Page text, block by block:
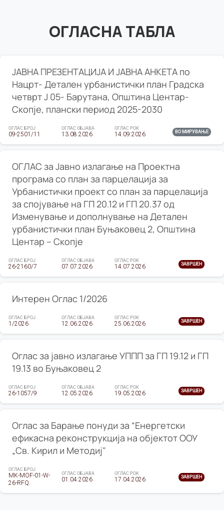
ОГЛАСНА ТАБЛА
ЈАВНА ПРЕЗЕНТАЦИЈА И ЈАВНА АНКЕТА по
Нацрт- Детален урбанистички план Градска
четврт Ј 05- Барутана, Општина Центар-
Скопје, плански период 2025-2030
ОГЛАС БРОЈ
09-2501/11
ОГЛАС ОБЈАВА
13.08.2026
ОГЛАС РОК
14.09.2026 ВО МИРУВАЊЕ
ОГЛАС за Јавно излагање на Проектна
програма со план за парцелација за
Урбанистички проект со план за парцелација
за спојување на ГП 20.12 и ГП 20.37 од
Изменување и дополнување на Детален
урбанистички план Буњаковец 2, Општина
Центар – Скопје
ОГЛАС БРОЈ
26-2160/7
ОГЛАС ОБЈАВА
07.07.2026
ОГЛАС РОК
14.07.2026 ЗАВРШЕН
Интерен Оглас 1/2026
ОГЛАС БРОЈ
1/2026
ОГЛАС ОБЈАВА
12.06.2026
ОГЛАС РОК
25.06.2026 ЗАВРШЕН
Оглас за јавно излагање УППП за ГП 19.12 и ГП
19.13 во Буњаковец 2
ОГЛАС БРОЈ
26-1057/9
ОГЛАС ОБЈАВА
12.05.2026
ОГЛАС РОК
19.05.2026 ЗАВРШЕН
Оглас за Барање понуди за “Енергетски
ефикасна реконструкција на објектот ООУ
„Св. Кирил и Методиј"
ОГЛАС БРОЈ
MK-MOF-01-W-
26-RFQ.
ОГЛАС ОБЈАВА
01.04.2026
ОГЛАС РОК
17.04.2026 ЗАВРШЕН